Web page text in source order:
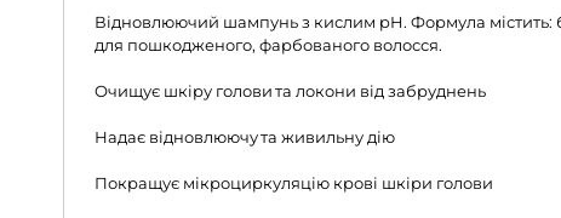
Відновлюючий шампунь з кислим pH. Формула містить:
для пошкодженого, фарбованого волосся.
Очищує шкіру голови та локони від забруднень
Надає відновлюючу та живильну дію
Покращує мікроциркуляцію крові шкіри голови